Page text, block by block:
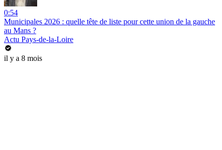
0:54
Municipales 2026 : quelle tête de liste pour cette union de la gauche
au Mans ?
Actu Pays-de-la-Loire
il y a 8 mois